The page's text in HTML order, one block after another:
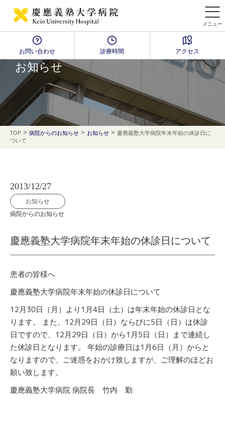
メニュー
お問い合わせ 診療時間 アクセス
NEWS
お知らせ
TOP > 病院からのお知らせ > お知らせ > 慶應義塾大学病院年末年始の休診日に
ついて
2013/12/27
お知らせ
病院からのお知らせ
慶應義塾大学病院年末年始の休診日について
患者の皆様へ
慶應義塾大学病院年末年始の休診日について
12月30日（月）より1月4日（土）は年末年始の休診日とな
ります。
また、12月29日（日）ならびに5日（日）は休診
日ですので、12月29日（日）から1月5日（日）まで連続し
た休診日となります。
年始の診療日は1月6日（月）からと
なりますので、ご迷惑をおかけ致しますが、ご理解のほどお
願い致します。
慶應義塾大学病院 病院長 竹内 勤